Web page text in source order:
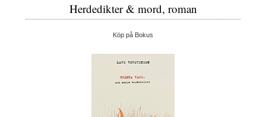
Herdedikter & mord, roman
Köp på Bokus